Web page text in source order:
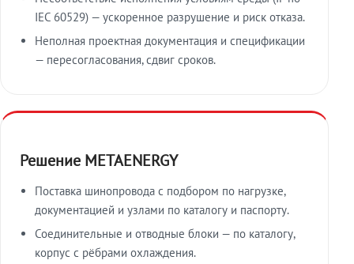
IEC 60529) — ускоренное разрушение и риск отказа.
Неполная проектная документация и спецификации
— пересогласования, сдвиг сроков.
Решение METAENERGY
Поставка шинопровода с подбором по нагрузке,
документацией и узлами по каталогу и паспорту.
Соединительные и отводные блоки — по каталогу,
корпус с рёбрами охлаждения.